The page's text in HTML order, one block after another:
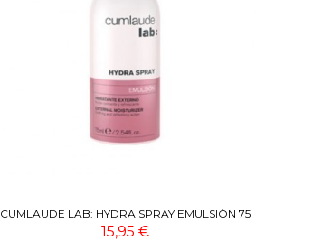
CUMLAUDE LAB: HYDRA SPRAY EMULSIÓN 75
ML
15,95 €